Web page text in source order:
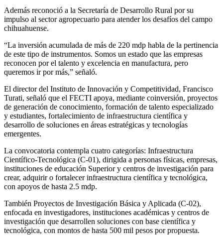
Además reconoció a la Secretaría de Desarrollo Rural por su
impulso al sector agropecuario para atender los desafíos del campo
chihuahuense.
“La inversión acumulada de más de 220 mdp habla de la pertinencia
de este tipo de instrumentos. Somos un estado que las empresas
reconocen por el talento y excelencia en manufactura, pero
queremos ir por más,” señaló.
El director del Instituto de Innovación y Competitividad, Francisco
Turati, señaló que el FECTI apoya, mediante coinversión, proyectos
de generación de conocimiento, formación de talento especializado
y estudiantes, fortalecimiento de infraestructura científica y
desarrollo de soluciones en áreas estratégicas y tecnologías
emergentes.
La convocatoria contempla cuatro categorías: Infraestructura
Científico-Tecnológica (C-01), dirigida a personas físicas, empresas,
instituciones de educación Superior y centros de investigación para
crear, adquirir o fortalecer infraestructura científica y tecnológica,
con apoyos de hasta 2.5 mdp.
También Proyectos de Investigación Básica y Aplicada (C-02),
enfocada en investigadores, instituciones académicas y centros de
investigación que desarrollen soluciones con base científica y
tecnológica, con montos de hasta 500 mil pesos por propuesta.